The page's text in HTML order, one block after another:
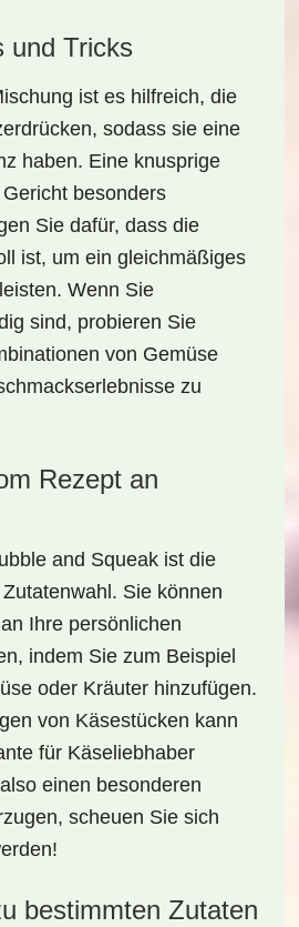
und Tricks
ist es hilfreich, die
sodass sie eine
haben. Eine knusprige
besonders
Sie dafür, dass die
ist, um ein gleichmäßiges
Wenn Sie
sind, probieren Sie
von Gemüse
zu
Rezept an
and Squeakist die
Sie können
Ihre persönlichen
indem Sie zum Beispiel
oder Kräuter hinzufügen.
von Käsestücken kann
für Käseliebhaber
einen besonderen
scheuen Sie sich
bestimmten Zutaten